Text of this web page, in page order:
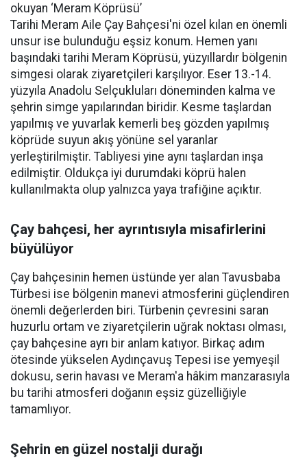
okuyan ‘Meram Köprüsü’
Tarihi Meram Aile Çay Bahçesi'ni özel kılan en önemli
unsur ise bulunduğu eşsiz konum. Hemen yanı
başındaki tarihi Meram Köprüsü, yüzyıllardır bölgenin
simgesi olarak ziyaretçileri karşılıyor. Eser 13.-14.
yüzyıla Anadolu Selçukluları döneminden kalma ve
şehrin simge yapılarından biridir. Kesme taşlardan
yapılmış ve yuvarlak kemerli beş gözden yapılmış
köprüde suyun akış yönüne sel yaranlar
yerleştirilmiştir. Tabliyesi yine aynı taşlardan inşa
edilmiştir. Oldukça iyi durumdaki köprü halen
kullanılmakta olup yalnızca yaya trafiğine açıktır.
Çay bahçesi, her ayrıntısıyla misafirlerini
büyülüyor
Çay bahçesinin hemen üstünde yer alan Tavusbaba
Türbesi ise bölgenin manevi atmosferini güçlendiren
önemli değerlerden biri. Türbenin çevresini saran
huzurlu ortam ve ziyaretçilerin uğrak noktası olması,
çay bahçesine ayrı bir anlam katıyor. Birkaç adım
ötesinde yükselen Aydınçavuş Tepesi ise yemyeşil
dokusu, serin havası ve Meram'a hâkim manzarasıyla
bu tarihi atmosferi doğanın eşsiz güzelliğiyle
tamamlıyor.
Şehrin en güzel nostalji durağı